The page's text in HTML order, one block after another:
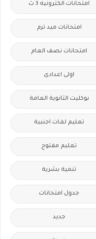
امتحانات الكترونيه 3 ث
امتحانات ميد ترم
امتحانات نصف العام
اولى اعدادى
بوكليت الثانوية العامة
تعليم لغات اجنبية
تعليم مفتوح
تنمية بشرية
جدول امتحانات
جديد